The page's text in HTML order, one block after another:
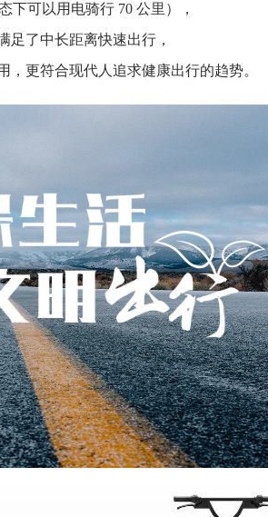
下可以用电骑行 70 公里），
足了中长距离快速出行，
更符合现代人追求健康出行的趋势。